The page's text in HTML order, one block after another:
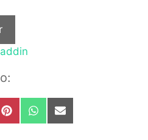
Share
on
Share
on
Share
on